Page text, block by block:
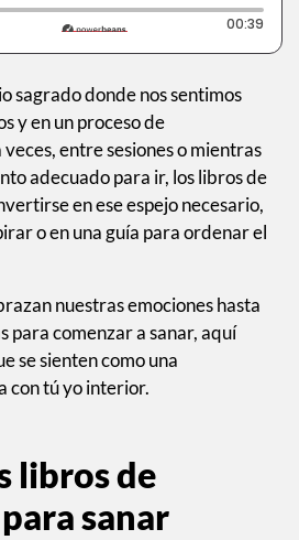
transcurrido: 0 segundos 00:39
sagrado donde nos sentimos
y en un proceso de
entre sesiones o mientras
adecuado para ir, los libros de
en ese espejo necesario,
o en una guía para ordenar el
nuestras emociones hasta
para comenzar a sanar, aquí
se sienten como una
con tú yo interior.
libros de
sanar